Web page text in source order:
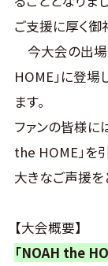
サ
イ
ト
ご支援に厚く御
今大会の出場
HOME」に登場
ます。
ファンの皆様に
the HOME」を
大きなご声援を
【大会概要】
「NOAH the